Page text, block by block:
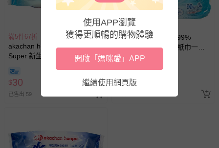
滿5件67折
akachan honpo - 水99%
Super 新生兒屁屁濕紙巾一般
（20cm×15cm） (效期至2027-
07-12)-日本製
$30
已售出 59
akachan honpo - 水99%
Super 新生兒屁屁濕紙巾一般
型3包入-白色
86折 即將售完
$99 $
使用APP瀏覽
獲得更順暢的購物體驗
開啟「媽咪愛」APP
繼續使用網頁版